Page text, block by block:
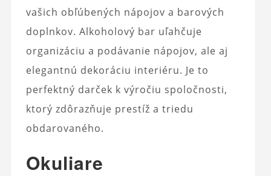
vašich obľúbených nápojov a barových
doplnkov. Alkoholový bar uľahčuje
organizáciu a podávanie nápojov, ale aj
elegantnú dekoráciu interiéru. Je to
perfektný darček k výročiu spoločnosti,
ktorý zdôrazňuje prestíž a triedu
obdarovaného.
Okuliare